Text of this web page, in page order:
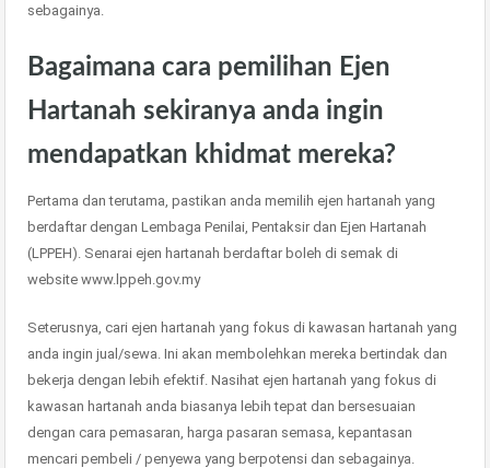
sebagainya.
Bagaimana cara pemilihan Ejen
Hartanah sekiranya anda ingin
mendapatkan khidmat mereka?
Pertama dan terutama, pastikan anda memilih ejen hartanah yang
berdaftar dengan Lembaga Penilai, Pentaksir dan Ejen Hartanah
(LPPEH). Senarai ejen hartanah berdaftar boleh di semak di
website www.lppeh.gov.my
Seterusnya, cari ejen hartanah yang fokus di kawasan hartanah yang
anda ingin jual/sewa. Ini akan membolehkan mereka bertindak dan
bekerja dengan lebih efektif. Nasihat ejen hartanah yang fokus di
kawasan hartanah anda biasanya lebih tepat dan bersesuaian
dengan cara pemasaran, harga pasaran semasa, kepantasan
mencari pembeli / penyewa yang berpotensi dan sebagainya.